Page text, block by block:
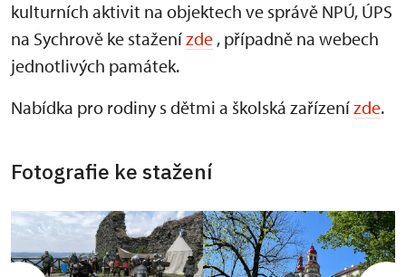
kulturních aktivit na objektech ve správě NPÚ, ÚPS
na Sychrově ke staženízde , případně na webech
jednotlivých památek.
Nabídka pro rodiny s dětmi a školská zařízenízde.
Fotografie ke stažení